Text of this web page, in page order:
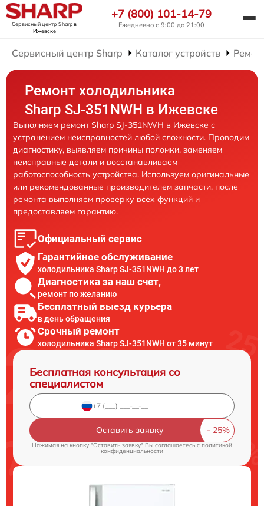
Сервисный центр Sharpв
Ижевске
+7 (800) 101-14-79
Ежедневно с 9:00 до 21:00
Сервисный центр Sharp Каталог устройств
Ремонт холодильника
Sharp SJ-351NWH в Ижевске
Выполняем ремонт Sharp SJ-351NWH в Ижевске с
устранением неисправностей любой сложности. Проводим
диагностику, выявляем причины поломки, заменяем
неисправные детали и восстанавливаем
работоспособность устройства. Используем оригинальные
или рекомендованные производителем запчасти, после
ремонта выполняем проверку всех функций и
предоставляем гарантию.
Официальный сервис
Гарантийное обслуживание
холодильника Sharp SJ-351NWH до 3 лет
Диагностика за наш счет,
ремонт по желанию
Бесплатный выезд курьера
в день обращения
Срочный ремонт
холодильника Sharp SJ-351NWH от 35 минут
Бесплатная консультация со
специалистом
Оставить заявку
Нажимая на кнопку "Оставить заявку" Вы соглашаетесь cполитикой
конфиденциальности